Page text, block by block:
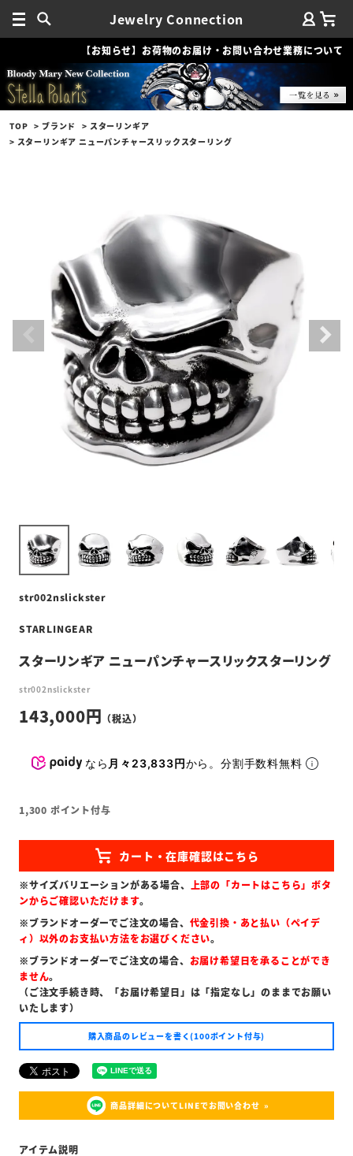
Jewelry Connection
【お知らせ】お荷物のお届け・お問い合わせ業務について
TOP ブランド
スターリンギア
スターリンギア ニューパンチャースリックスターリング
str002nslickster
STARLINGEAR
スターリンギア ニューパンチャースリックスターリング
str002nslickster
143,000
なら 月々23,833円から。分割手数料無料
1,300 ポイント付与
※サイズバリエーションがある場合、 上部の「カートはこちら」ボタ
ンからご確認いただけます。
※ブランドオーダーでご注文の場合、 代金引換・あと払い（ペイデ
ィ）以外のお支払い方法をお選びください。
※ブランドオーダーでご注文の場合、 お届け希望日を承ることができ
ません。
（ご注文手続き時、「お届け希望日」は「指定なし」のままでお願い
いたします）
購入商品のレビューを書く(100ポイント付与)
商品詳細についてLINEでお問い合わせ